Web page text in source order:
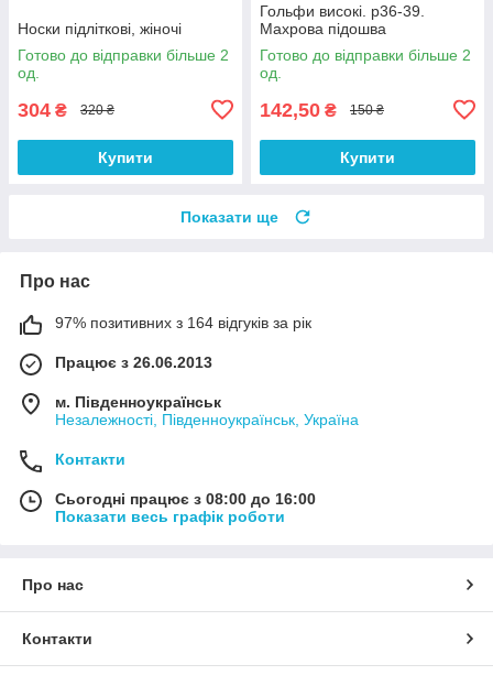
Носки підліткові, жіночі
Готово до відправки більше 2
од.
304 ₴ 320 ₴
Купити
Гольфи високі. р36-39.
Махрова підошва
Готово до відправки більше 2
од.
142,50 ₴ 150 ₴
Купити
Показати ще
Про нас
97% позитивних з 164 відгуків за рік
Працює з 26.06.2013
м. Південноукраїнськ
Незалежності, Південноукраїнськ, Україна
Контакти
Сьогодні працює з 08:00 до 16:00
Показати весь графік роботи
Про нас
Контакти